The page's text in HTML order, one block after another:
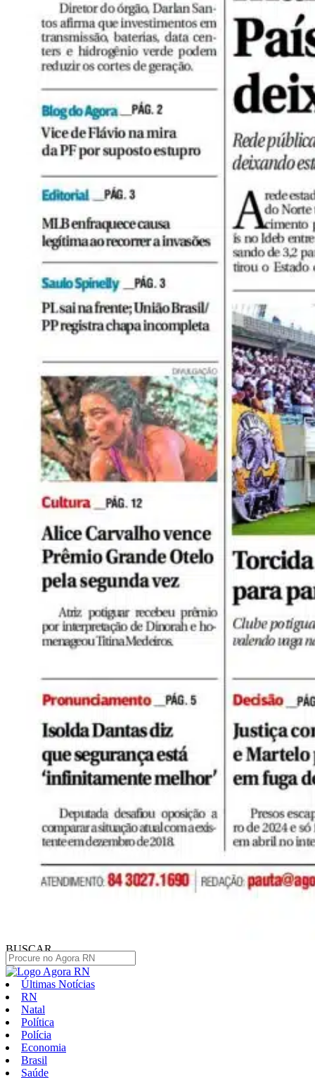
BUSCAR
Últimas Notícias
RN
Natal
Política
Polícia
Economia
Brasil
Saúde